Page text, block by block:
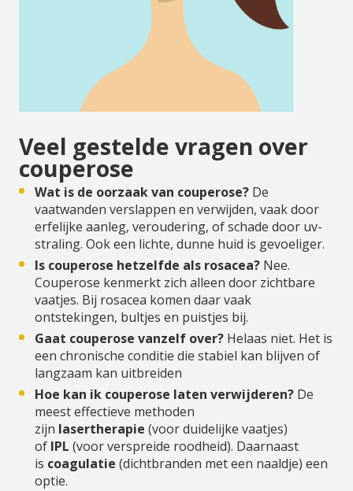
Veel gestelde vragen over
couperose
Wat is de oorzaak van couperose? De
vaatwanden verslappen en verwijden, vaak door
erfelijke aanleg, veroudering, of schade door uv-
straling. Ook een lichte, dunne huid is gevoeliger.
Is couperose hetzelfde als rosacea? Nee.
Couperose kenmerkt zich alleen door zichtbare
vaatjes. Bij rosacea komen daar vaak
ontstekingen, bultjes en puistjes bij.
Gaat couperose vanzelf over? Helaas niet. Het is
een chronische conditie die stabiel kan blijven of
langzaam kan uitbreiden
Hoe kan ik couperose laten verwijderen? De
meest effectieve methoden
zijn lasertherapie (voor duidelijke vaatjes)
of IPL (voor verspreide roodheid). Daarnaast
is coagulatie (dichtbranden met een naaldje) een
optie.